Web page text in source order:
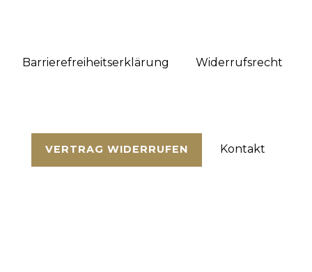
Barrierefreiheitserklärung Widerrufs­recht
VERTRAG WIDERRUFEN Kontakt